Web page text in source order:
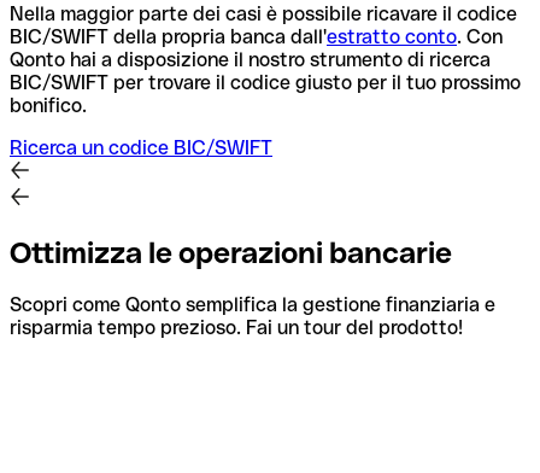
Nella maggior parte dei casi è possibile ricavare il codice
BIC/SWIFT della propria banca dall'estratto conto. Con
Qonto hai a disposizione il nostro strumento di ricerca
BIC/SWIFT per trovare il codice giusto per il tuo prossimo
bonifico.
Ricerca un codice BIC/SWIFT
Ottimizza le operazioni bancarie
Scopri come Qonto semplifica la gestione finanziaria e
risparmia tempo prezioso. Fai un tour del prodotto!